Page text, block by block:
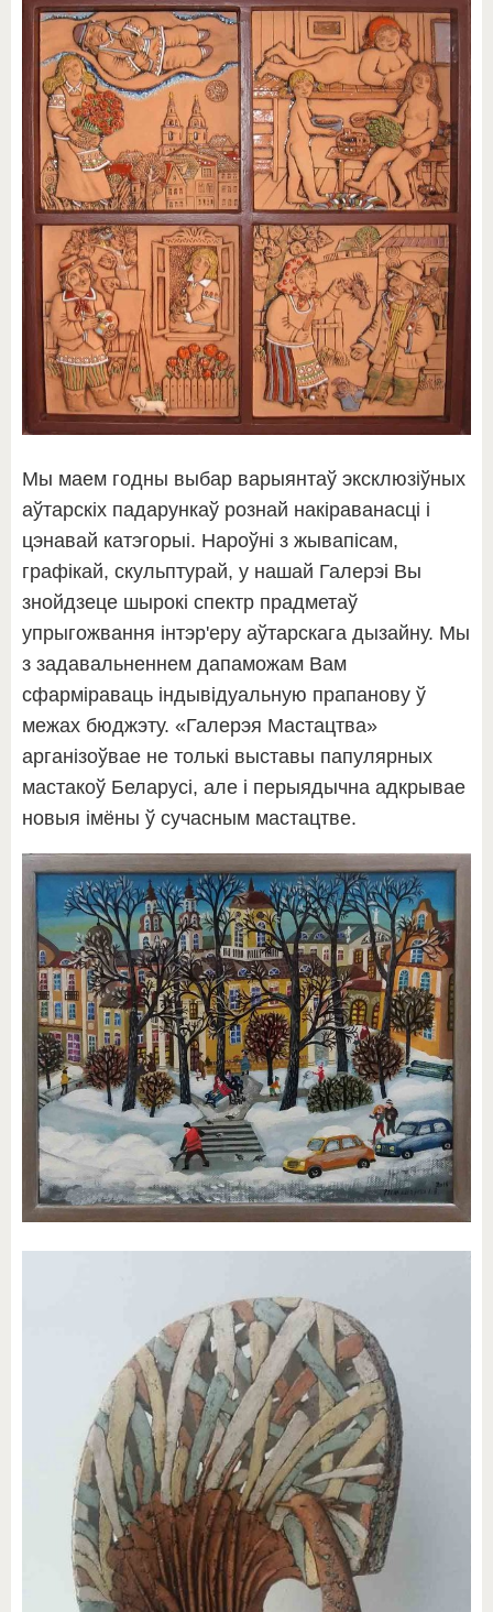
Мы маем годны выбар варыянтаў эксклюзіўных
аўтарскіх падарункаў рознай накіраванасці і
цэнавай катэгорыі. Нароўні з жывапісам,
графікай, скульптурай, у нашай Галерэі Вы
знойдзеце шырокі спектр прадметаў
упрыгожвання інтэр'еру аўтарскага дызайну. Мы
з задавальненнем дапаможам Вам
сфарміраваць індывідуальную прапанову ў
межах бюджэту. «Галерэя Мастацтва»
арганізоўвае не толькі выставы папулярных
мастакоў Беларусі, але і перыядычна адкрывае
новыя імёны ў сучасным мастацтве.